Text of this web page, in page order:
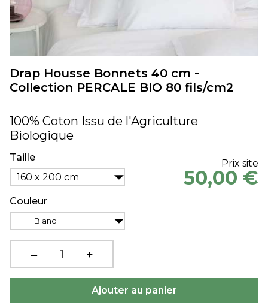
Drap Housse Bonnets 40 cm -
Collection PERCALE BIO 80 fils/cm2
100% Coton Issu de l'Agriculture
Biologique
Taille
160 x 200 cm
Couleur
Blanc
Prix site
50,00 €